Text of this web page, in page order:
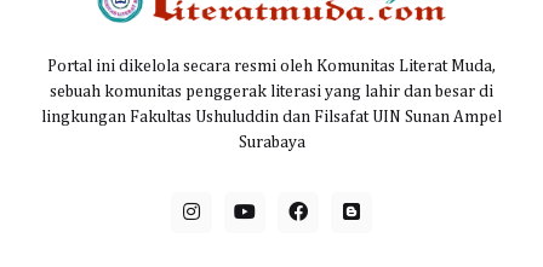
Portal ini dikelola secara resmi oleh Komunitas Literat Muda,
sebuah komunitas penggerak literasi yang lahir dan besar di
lingkungan Fakultas Ushuluddin dan Filsafat UIN Sunan Ampel
Surabaya